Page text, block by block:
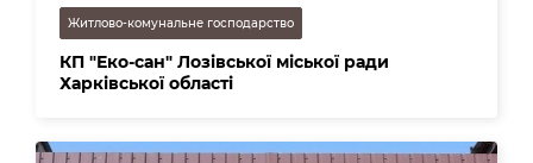
Житлово-комунальне господарство
КП "Еко-сан" Лозівської міської ради
Харківської області